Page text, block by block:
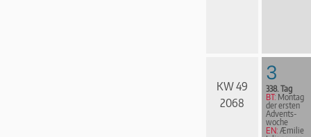
KW 49
2068
3
338. Tag
BT: Montag
der ersten
Advents­
woche
EN: Æmilie